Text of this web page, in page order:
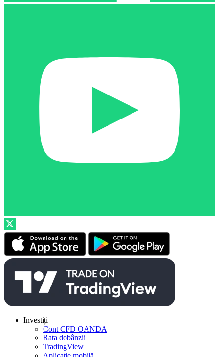
Investiți
Cont CFD OANDA
Rata dobânzii
TradingView